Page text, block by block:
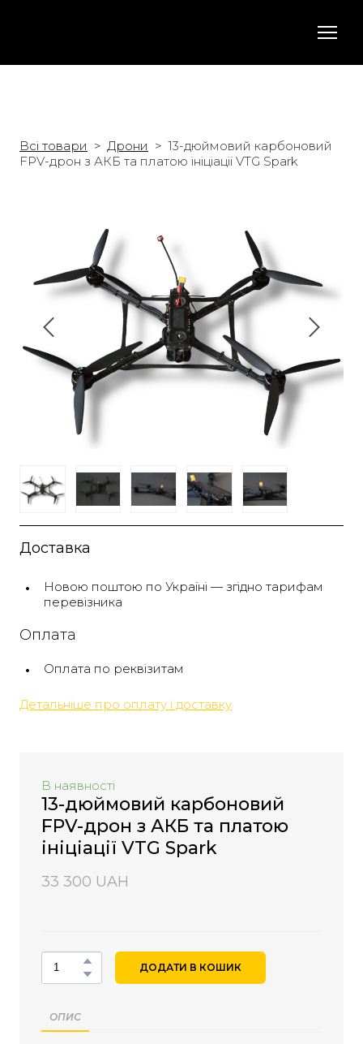
Всі товари Дрони
13-дюймовий карбоновий
FPV-дрон з АКБ та платою ініціації VTG Spark
Доставка
Новою поштою по Україні — згідно тарифам
перевізника
Оплата
Оплата по реквізитам
Детальніше про оплату і доставку
В наявності
13-дюймовий карбоновий
FPV-дрон з АКБ та платою
ініціації VTG Spark
33 300 UAH
ДОДАТИ В КОШИК
ОПИС